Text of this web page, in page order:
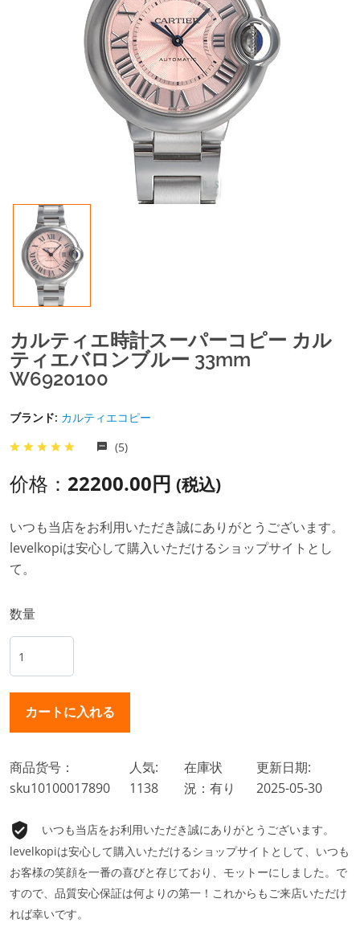
カルティエ時計スーパーコピー カル
ティエバロンブルー 33mm
W6920100
ブランド: カルティエコピー
(5)
价格： 22200.00円 (税込)
いつも当店をお利用いただき誠にありがとうございます。
levelkopiは安心して購入いただけるショップサイトとし
て。
数量
商品货号：
sku10100017890
人気:
1138
在庫状
況：有り
更新日期:
2025-05-30
いつも当店をお利用いただき誠にありがとうございます。
levelkopiは安心して購入いただけるショップサイトとして、いつも
お客様の笑顔を一番の喜びと存じており、モットーにしました。で
すので、品質安心保証は何よりの第一！これからもご来店いただけ
れば幸いです。